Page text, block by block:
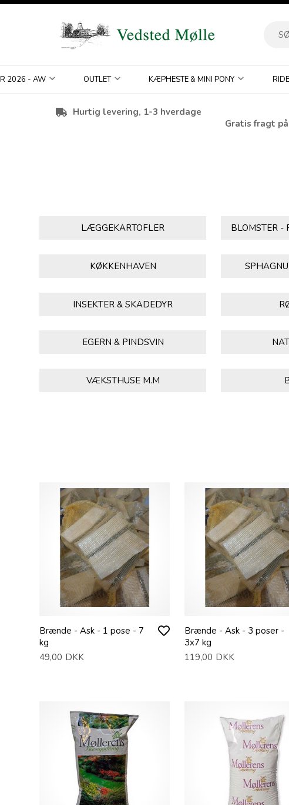
2026 - AW OUTLET KÆPHESTE & MINI PONY
Hurtig levering, 1-3 hverdage
Gratis fragt
LÆGGEKARTOFLER BLOMSTER
KØKKENHAVEN
INSEKTER & SKADEDYR
EGERN & PINDSVIN
VÆKSTHUSE M.M
Brænde - Ask - 1 pose - 7
kg
49,00 DKK
Brænde - Ask - 3 poser -
3x7 kg
119,00 DKK